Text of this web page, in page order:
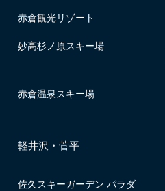
赤倉観光リゾート
妙高杉ノ原スキー場
赤倉温泉スキー場
軽井沢・菅平
佐久スキーガーデン パラダ